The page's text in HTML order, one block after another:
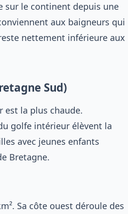
sur le continent depuis une
aux baigneurs qui
nettement inférieure aux
Sud)
est la plus chaude.
golfe intérieur élèvent la
avec jeunes enfants
Bretagne.
Sa côte ouest déroule des